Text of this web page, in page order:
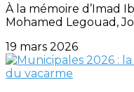
À la mémoire d’Imad
Mohamed Legouad,
19 mars 2026